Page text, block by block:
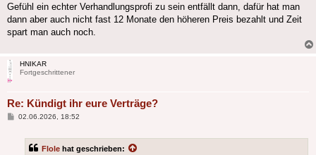
Gefühl ein echter Verhandlungsprofi zu sein entfällt dann, dafür hat man
dann aber auch nicht fast 12 Monate den höheren Preis bezahlt und Zeit
spart man auch noch.
HNIKAR
Fortgeschrittener
Re: Kündigt ihr eure Verträge?
Beitrag
02.06.2026, 18:52
Flole hat geschrieben: